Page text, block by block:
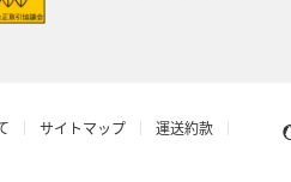
サイトマップ
運送約款